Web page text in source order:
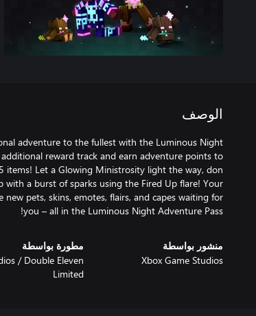
الوصف
you – all in the Luminous Night Adventure Pass!
منشور بواسطة
Xbox Game Studios
مطورة بواسطة
/ ‪Double Eleven
Limited